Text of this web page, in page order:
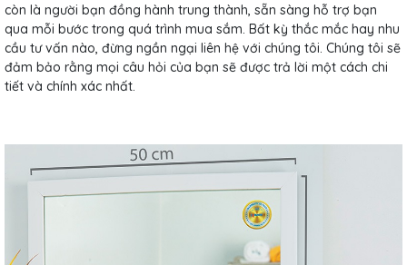
còn là người bạn đồng hành trung thành, sẵn sàng hỗ trợ bạn
qua mỗi bước trong quá trình mua sắm. Bất kỳ thắc mắc hay nhu
cầu tư vấn nào, đừng ngần ngại liên hệ với chúng tôi. Chúng tôi sẽ
đảm bảo rằng mọi câu hỏi của bạn sẽ được trả lời một cách chi
tiết và chính xác nhất.